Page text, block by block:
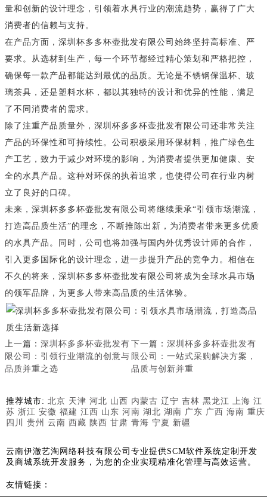
量和创新的设计理念，引领着水具行业的潮流趋势，赢得了广大
消费者的信赖与支持。
在产品方面，深圳杯多多杯壶批发有限公司始终坚持高标准、严
要求。从选材到生产，每一个环节都经过精心策划和严格把控，
确保每一款产品都能达到最优的品质。无论是不锈钢保温杯、玻
璃茶具，还是塑料水杯，都以其独特的设计和优异的性能，满足
了不同消费者的需求。
除了注重产品质量外，深圳杯多多杯壶批发有限公司还非常关注
产品的环保性和可持续性。公司积极采用环保材料，推广绿色生
产工艺，致力于减少对环境的影响，为消费者提供更加健康、安
全的水具产品。这种对环保的执着追求，也使得公司在行业内树
立了良好的口碑。
未来，深圳杯多多杯壶批发有限公司将继续秉承“引领市场潮流，
打造高品质生活”的理念，不断推陈出新，为消费者带来更多优质
的水具产品。同时，公司也将加强与国内外优秀设计师的合作，
引入更多国际化的设计理念，进一步提升产品的竞争力。相信在
不久的将来，深圳杯多多杯壶批发有限公司将成为全球水具市场
的领军品牌，为更多人带来高品质的生活体验。
上一篇： 深圳杯多多杯壶批发有
限公司：引领行业潮流的创意与
品质并重之选
下一篇： 深圳杯多多杯壶批发有
限公司：一站式采购解决方案，
品质与创新并重
推荐城市: 北京 天津 河北 山西 内蒙古 辽宁 吉林 黑龙江 上海 江
苏 浙江 安徽 福建 江西 山东 河南 湖北 湖南 广东 广西 海南 重庆
四川
贵州 云南 西藏 陕西 甘肃 青海 宁夏 新疆
云南伊澈艺淘网络科技有限公司专业提供SCM软件系统定制开发
及商城系统开发服务，为您的企业实现精准化管理与高效运营。
友情链接：